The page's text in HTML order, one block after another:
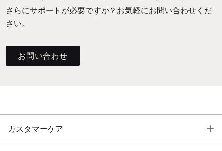
さらにサポートが必要ですか？お気軽にお問い合わせくだ
さい。
お問い合わせ
カスタマーケア